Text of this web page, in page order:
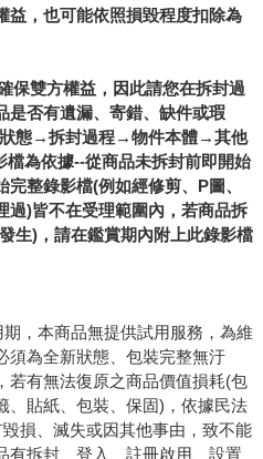
益，也可能依照損毀程度扣除為
保雙方權益，因此請您在拆封過
是否有遺漏、寄錯、缺件或瑕
態→拆封過程→物件本體→其他
為依據--從商品未拆封前即開始
整錄影檔(例如經修剪、P圖、
過)皆不在受理範圍內，若商品拆
生)，請在鑑賞期內附上此錄影檔
，本商品無提供試用服務，為維
須為全新狀態、包裝完整無汙
若有無法復原之商品價值損耗(包
、貼紙、包裝、保固)，依據民法
損、滅失或因其他事由，致不能
有拆封、登入、註冊啟用、設置